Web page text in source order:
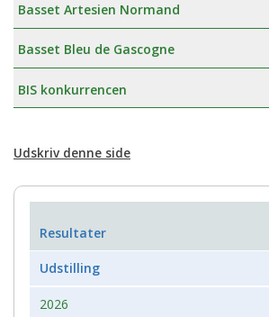
Basset Artesien Normand
Basset Bleu de Gascogne
BIS konkurrencen
Udskriv denne side
Resultater
Udstilling
2026